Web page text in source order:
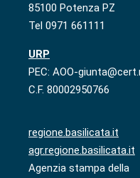
85100 Potenza PZ
Tel 0971 661111
URP
PEC: AOO-
C.F. 80002950766
regione.basilicata.it
agr.regione.basilicata.it
Agenzia stampa della